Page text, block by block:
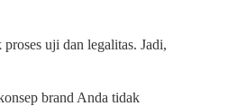
uji dan legalitas. Jadi,
brand Anda tidak